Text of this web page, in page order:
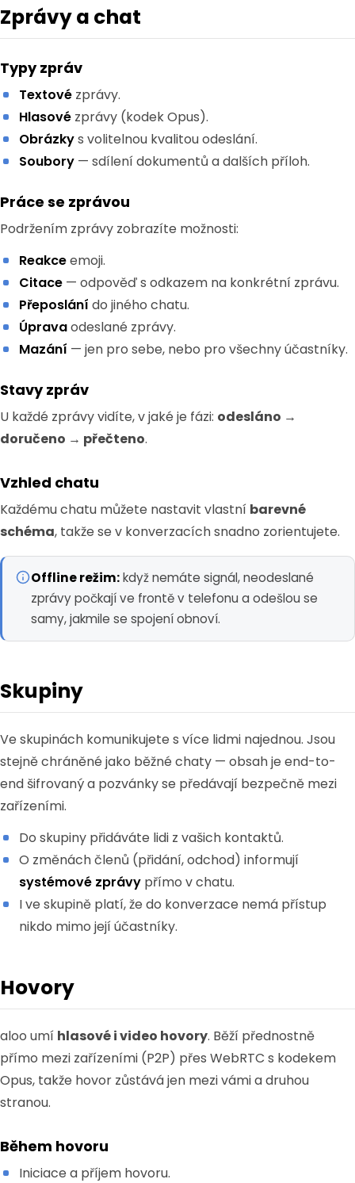
Zprávy a chat
Typy zpráv
Textové zprávy.
Hlasové zprávy (kodek Opus).
Obrázkys volitelnou kvalitou odeslání.
Soubory — sdílení dokumentů a dalších příloh.
Práce se zprávou
Podržením zprávy zobrazíte možnosti:
Reakceemoji.
Citace — odpověď s odkazem na konkrétní zprávu.
Přeposlání do jiného chatu.
Úpravaodeslané zprávy.
Mazání — jen pro sebe, nebo pro všechny účastníky.
Stavy zpráv
U každé zprávy vidíte, v jaké je fázi: odesláno →
doručeno → přečteno.
Vzhled chatu
Každému chatu můžete nastavit vlastní barevné
schéma, takže se v konverzacích snadno zorientujete.
Offline režim:když nemáte signál, neodeslané
zprávy počkají ve frontě v telefonu a odešlou se
samy, jakmile se spojení obnoví.
Skupiny
Ve skupinách komunikujete s více lidmi najednou. Jsou
stejně chráněné jako běžné chaty — obsah je end-to-
end šifrovaný a pozvánky se předávají bezpečně mezi
zařízeními.
Do skupiny přidáváte lidi z vašich kontaktů.
O změnách členů (přidání, odchod) informují
systémové zprávy přímo v chatu.
I ve skupině platí, že do konverzace nemá přístup
nikdo mimo její účastníky.
Hovory
aloo umí hlasové i video hovory. Běží přednostně
přímo mezi zařízeními (P2P) přes WebRTC s kodekem
Opus, takže hovor zůstává jen mezi vámi a druhou
stranou.
Během hovoru
Iniciace a příjem hovoru.